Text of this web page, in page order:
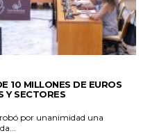
10 MILLONES DE EUROS
Y SECTORES
por unanimidad una